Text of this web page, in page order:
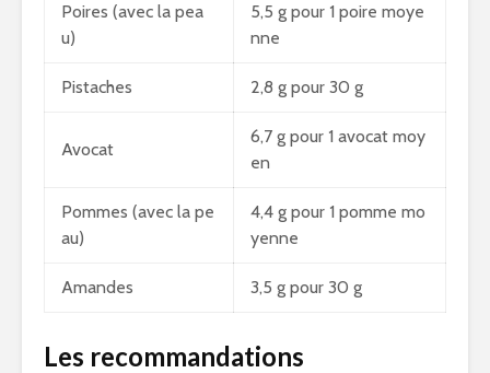
Poires (avec la pea
u)
5,5 g pour 1 poire moye
nne
Pistaches 2,8 g pour 30 g
Avocat
6,7 g pour 1 avocat moy
en
Pommes (avec la pe
au)
4,4 g pour 1 pomme mo
yenne
Amandes 3,5 g pour 30 g
Les recommandations